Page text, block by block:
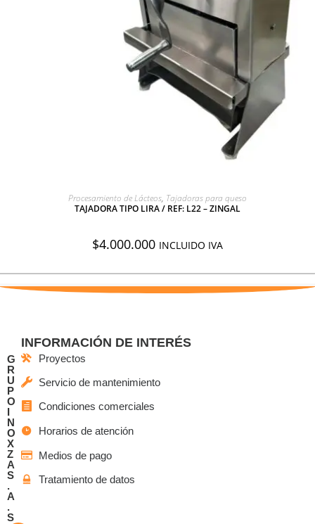
AGREGAR A COTIZACIÓN
Procesamiento de Lácteos, Tajadoras para queso
TAJADORA TIPO LIRA / REF: L22 – ZINGAL
$4.000.000 INCLUIDO IVA
G
R
U
P
O
I
N
O
X
Z
A
S
.
A
.
S
INFORMACIÓN DE INTERÉS
Proyectos
Servicio de mantenimiento
Condiciones comerciales
Horarios de atención
Medios de pago
Tratamiento de datos